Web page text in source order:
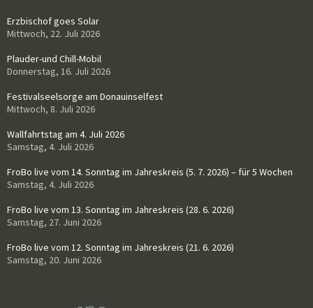
Erzbischof goes Solar
Mittwoch, 22. Juli 2026
Plauder-und Chill-Mobil
Donnerstag, 16. Juli 2026
Festivalseelsorge am Donauinselfest
Mittwoch, 8. Juli 2026
Wallfahrtstag am 4. Juli 2026
Samstag, 4. Juli 2026
FroBo live vom 14. Sonntag im Jahreskreis (5. 7. 2026) – für 5 Wochen
Samstag, 4. Juli 2026
FroBo live vom 13. Sonntag im Jahreskreis (28. 6. 2026)
Samstag, 27. Juni 2026
FroBo live vom 12. Sonntag im Jahreskreis (21. 6. 2026)
Samstag, 20. Juni 2026